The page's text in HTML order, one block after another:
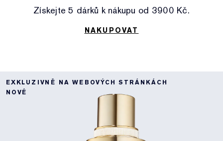
Získejte 5 dárků k nákupu od 3900 Kč.
NAKUPOVAT
EXKLUZIVNĚ NA WEBOVÝCH STRÁNKÁCH
NOVÉ